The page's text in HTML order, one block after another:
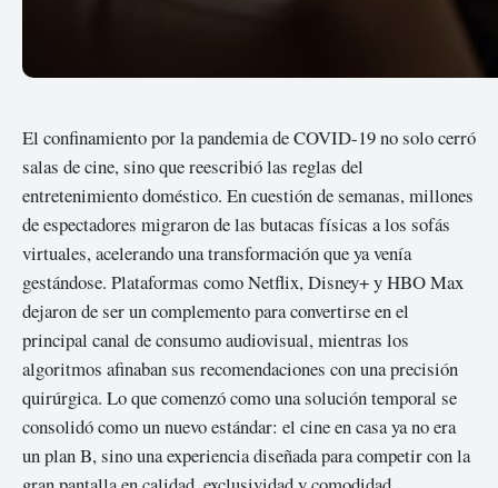
El confinamiento por la pandemia de COVID-19 no solo cerró
salas de cine, sino que reescribió las reglas del
entretenimiento doméstico. En cuestión de semanas, millones
de espectadores migraron de las butacas físicas a los sofás
virtuales, acelerando una transformación que ya venía
gestándose. Plataformas como Netflix, Disney+ y HBO Max
dejaron de ser un complemento para convertirse en el
principal canal de consumo audiovisual, mientras los
algoritmos afinaban sus recomendaciones con una precisión
quirúrgica. Lo que comenzó como una solución temporal se
consolidó como un nuevo estándar: el cine en casa ya no era
un plan B, sino una experiencia diseñada para competir con la